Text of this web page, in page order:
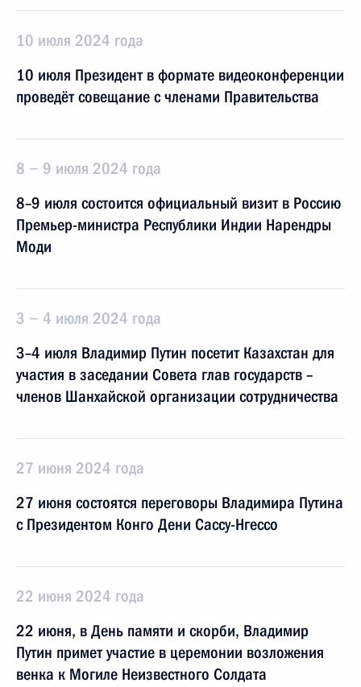
10 июля 2024 года
10 июля Президент в формате видеоконференции
проведёт совещание с членами Правительства
8 − 9 июля 2024 года
8–9 июля состоится официальный визит в Россию
Премьер-министра Республики Индии Нарендры
Моди
3 − 4 июля 2024 года
3–4 июля Владимир Путин посетит Казахстан для
участия в заседании Совета глав государств –
членов Шанхайской организации сотрудничества
27 июня 2024 года
27 июня состоятся переговоры Владимира Путина
с Президентом Конго Дени Сассу-Нгессо
22 июня 2024 года
22 июня, в День памяти и скорби, Владимир
Путин примет участие в церемонии возложения
венка к Могиле Неизвестного Солдата